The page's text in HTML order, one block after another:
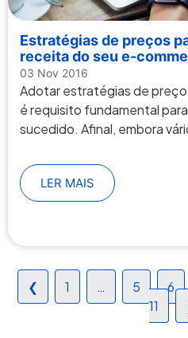
Estratégias de preços
receita do seu e-
03 Nov 2016
Adotar estratégias de
é requisito fundamental
sucedido. Afinal, embora
LER MAIS
❮ 1 … 5 6
11